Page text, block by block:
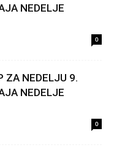
NEDELJE
0
ZA NEDELJU 9.
NEDELJE
0